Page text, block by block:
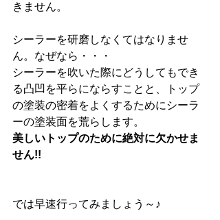
きません。
シーラーを研磨しなくてはなりませ
ん。なぜなら・・・
シーラーを吹いた際にどうしてもでき
る凸凹を平らにならすことと、トップ
の塗装の密着をよくするためにシーラ
ーの塗装面を荒らします。
美しいトップのために絶対に欠かせま
せん!!
では早速行ってみましょう～♪